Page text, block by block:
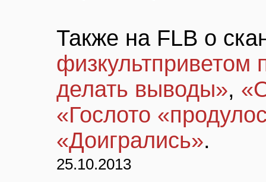
Также на FLB о
физкультприветом
делать выводы»,
«Гослото
«Доигрались».
25.10.2013